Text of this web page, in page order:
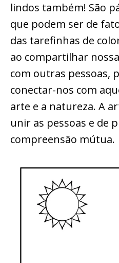
lindos também! São
que podem ser de
das tarefinhas de
ao compartilhar
com outras pessoas,
conectar-nos com
arte e a natureza. A
unir as pessoas e de
compreensão mútua.